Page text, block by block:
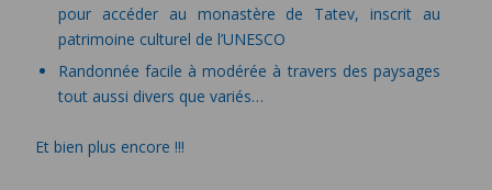
pour accéder au monastère de Tatev, inscrit au
patrimoine culturel de l’UNESCO
Randonnée facile à modérée à travers des paysages
tout aussi divers que variés…
Et bien plus encore !!!